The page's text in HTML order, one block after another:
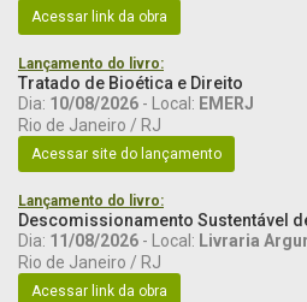
Acessar link da obra
Lançamento do livro:
Tratado de Bioética e Direito
Dia: 10/08/2026 - Local: EMERJ
Rio de Janeiro / RJ
Acessar site do lançamento
Lançamento do livro:
Descomissionamento Sustentável
Dia: 11/08/2026 - Local: Livraria
Rio de Janeiro / RJ
Acessar link da obra